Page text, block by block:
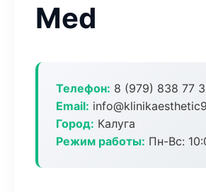
Med
Телефон: 8 (979) 838 77
Email:
Город: Калуга
Режим работы: Пн-Вс: